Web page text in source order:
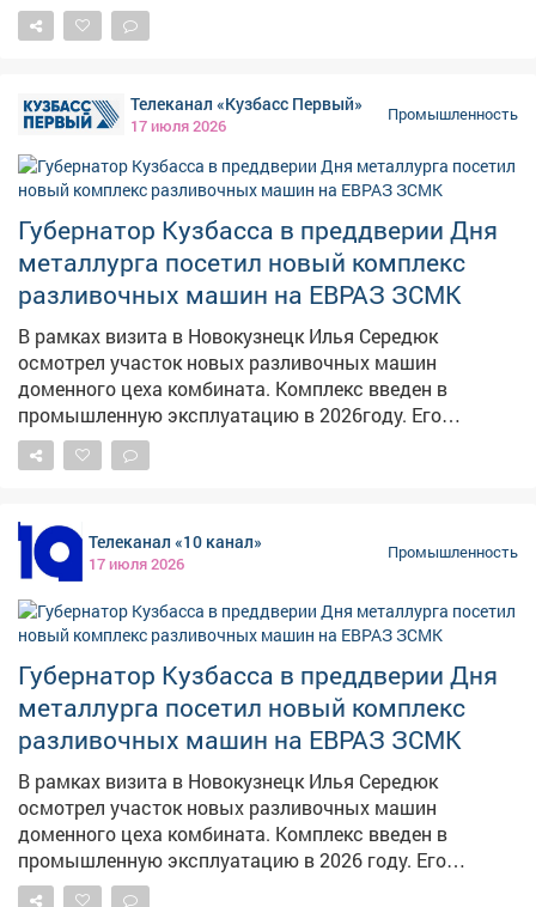
Телеканал «Кузбасс Первый»
17 июля 2026
Промышленность
Губернатор Кузбасса в преддверии Дня
металлурга посетил новый комплекс
разливочных машин на ЕВРАЗ ЗСМК
В рамках визита в Новокузнецк Илья Середюк
осмотрел участок новых разливочных машин
доменного цеха комбината. Комплекс введен в
промышленную эксплуатацию в 2026году. Его
совокупная мощность-800тыс. тонн чугуна в год, что в
полтора раза превышает производительность
отвечают актуальным экологическим стандартам:
они оснащены современными системами аспирации,
позволяющими эффективно улавливать газ и пыль в
зоне разливки. Это не только снижает нагрузку на
окружающую среду, но и существенно улучшает
условия труда. Высокий уровень автоматизации
оборудования повышает стабильность
технологических процессов, снижает влияние
человеческого фактора и усиливает безопасность
производственных операций. В рамках проекта
создано более 40высокотехнологичных рабочих мест.
«Проект по строительству двух разливочных машин
важен и для ЗСМК, и для всей металлургической
отрасли Кузбасса. Это и улучшение условий труда
работников, и снижение экологической нагрузки на
Телеканал «10 канал»
17 июля 2026
Промышленность
Губернатор Кузбасса в преддверии Дня
металлурга посетил новый комплекс
разливочных машин на ЕВРАЗ ЗСМК
В рамках визита в Новокузнецк Илья Середюк
осмотрел участок новых разливочных машин
доменного цеха комбината. Комплекс введен в
промышленную эксплуатацию в 2026 году. Его
совокупная мощность - 800 тыс. тонн чугуна в год, что